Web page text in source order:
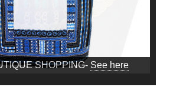
SHOPPING- See here